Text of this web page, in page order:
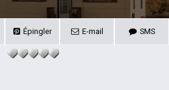
Épingler E-mail SMS